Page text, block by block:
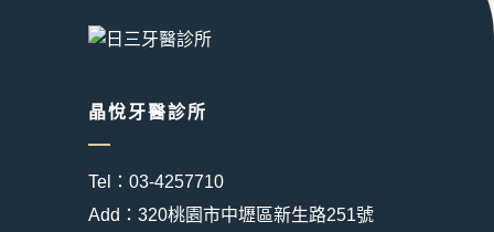
晶悅牙醫診所
Tel：03-4257710
Add：320桃園市中壢區新生路251號